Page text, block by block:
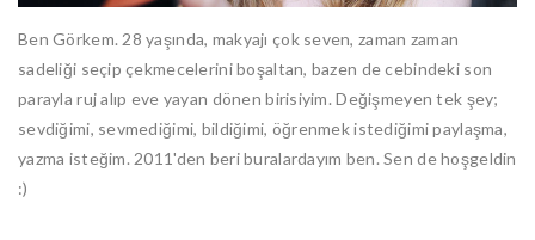
Ben Görkem. 28 yaşında, makyajı çok seven, zaman zaman
sadeliği seçip çekmecelerini boşaltan, bazen de cebindeki son
parayla ruj alıp eve yayan dönen birisiyim. Değişmeyen tek şey;
sevdiğimi, sevmediğimi, bildiğimi, öğrenmek istediğimi paylaşma,
yazma isteğim. 2011'den beri buralardayım ben. Sen de hoşgeldin
:)